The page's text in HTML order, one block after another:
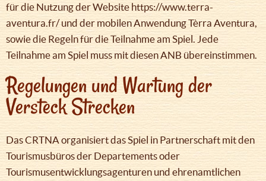
für die Nutzung der Website https://www.terra-
aventura.fr/ und der mobilen Anwendung Tèrra Aventura,
sowie die Regeln für die Teilnahme am Spiel. Jede
Teilnahme am Spiel muss mit diesen ANB übereinstimmen.
Regelungen und Wartung der
Versteck Strecken
Das CRTNA organisiert das Spiel in Partnerschaft mit den
Tourismusbüros der Departements oder
Tourismusentwicklungsagenturen und ehrenamtlichen